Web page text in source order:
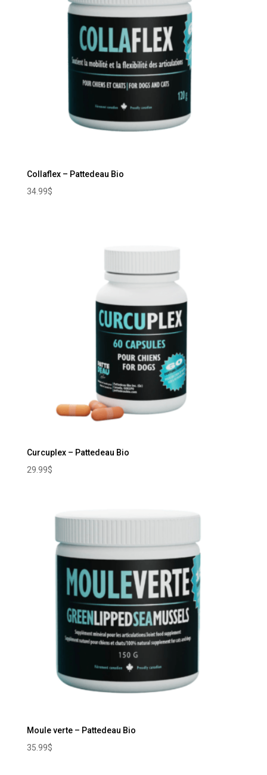
Collaflex – Pattedeau Bio
34.99$
Curcuplex – Pattedeau Bio
29.99$
Moule verte – Pattedeau Bio
35.99$